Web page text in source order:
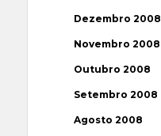
Dezembro 2008
Novembro 2008
Outubro 2008
Setembro 2008
Agosto 2008